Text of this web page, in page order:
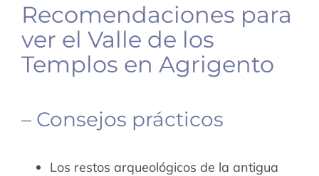
Recomendaciones para
ver el Valle de los
Templos en Agrigento
– Consejos prácticos
Los restos arqueológicos de la antigua